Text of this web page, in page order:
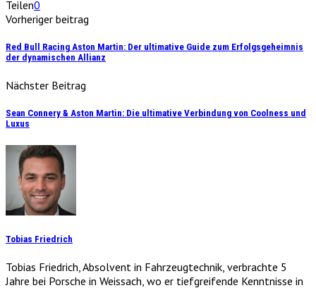
Teilen0
Vorheriger beitrag
Red Bull Racing Aston Martin: Der ultimative Guide zum Erfolgsgeheimnis
der dynamischen Allianz
Nächster Beitrag
Sean Connery & Aston Martin: Die ultimative Verbindung von Coolness und
Luxus
Tobias Friedrich
Tobias Friedrich, Absolvent in Fahrzeugtechnik, verbrachte 5
Jahre bei Porsche in Weissach, wo er tiefgreifende Kenntnisse in